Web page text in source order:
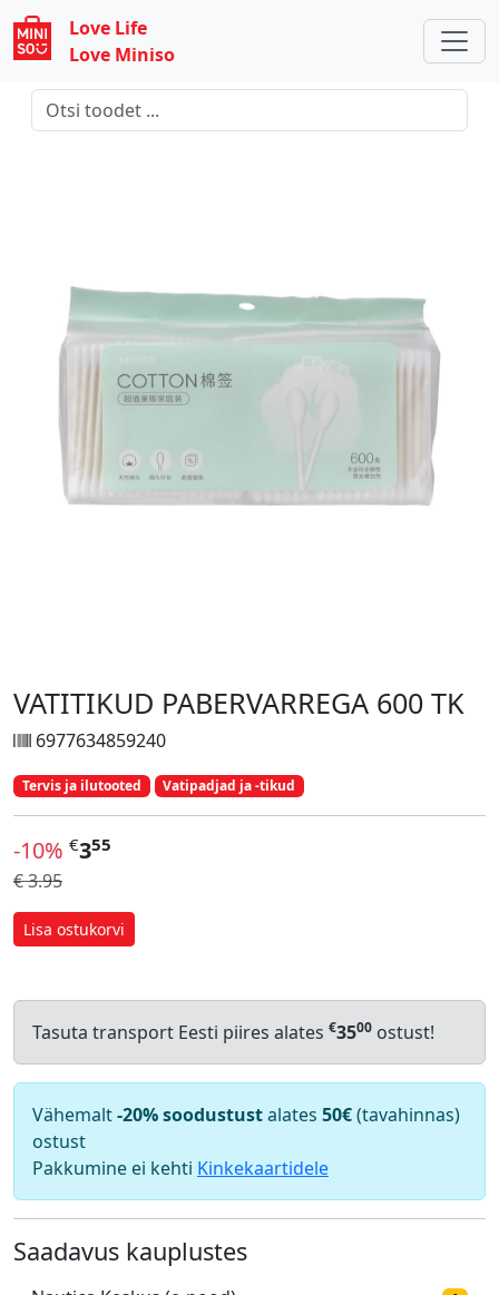
Love Life
Love Miniso
VATITIKUD PABERVARREGA 600 TK
6977634859240
Tervis ja ilutooted Vatipadjad ja -tikud
-10% €355
€ 3.95
Lisa ostukorvi
Tasuta transport Eesti piires alates €3500 ostust!
Vähemalt-20% soodustustalates 50€(tavahinnas)
ostust
Pakkumine ei kehti Kinkekaartidele
Saadavus kauplustes